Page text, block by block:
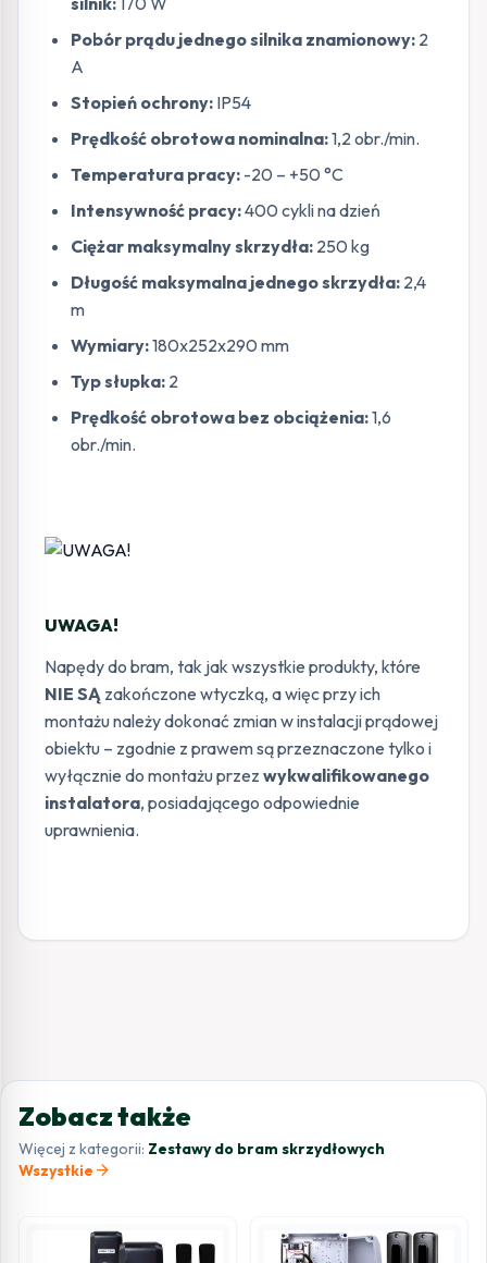
Pobór prądu jednego silnika znamionowy: 2
A
Stopień ochrony: IP54
Prędkość obrotowa nominalna:1,2 obr./min.
Temperatura pracy: -20 – +50 °C
Intensywność pracy:400 cykli na dzień
Ciężar maksymalny skrzydła: 250 kg
Długość maksymalna jednego skrzydła: 2,4
m
Wymiary:180x252x290 mm
Typ słupka: 2
Prędkość obrotowa bez obciążenia:1,6
obr./min.
UWAGA!
Napędy do bram, tak jak wszystkie produkty, które
NIE SĄ zakończone wtyczką, a więc przy ich
montażu należy dokonać zmian w instalacji prądowej
obiektu – zgodnie z prawem są przeznaczone tylko i
wyłącznie do montażu przez wykwalifikowanego
instalatora, posiadającego odpowiednie
uprawnienia.
Zobacz także
Więcej z kategorii: Zestawy do bram skrzydłowych
Wszystkie arrow_forward